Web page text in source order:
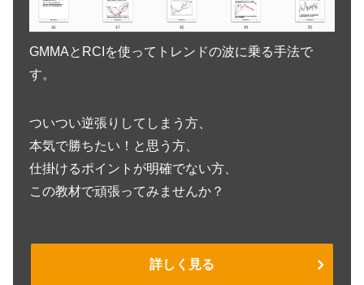
GMMAとRCIを使ってトレンドの波に乗る手法で
す。
ついつい逆張りしてしまう方、
本気で勝ちたい！と思う方、
仕掛けるポイントが明確でない方、
この教材で頑張ってみませんか？
詳しく見る